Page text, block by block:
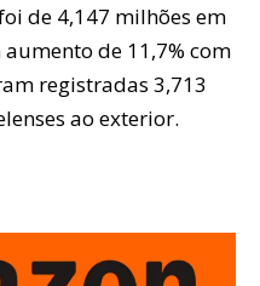
de 4,147 milhões em
de 11,7% com
registradas 3,713
ao exterior.